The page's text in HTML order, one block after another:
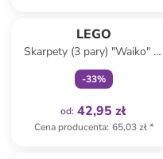
LEGO
Skarpety (3 pary) "Waiko" w
kolorze zielono-szaro-
niebieskim
-33%
od: 42,95 zł
Cena producenta: 65,03 zł*